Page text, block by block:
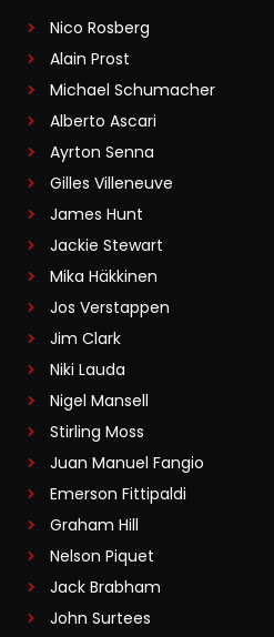
Nico Rosberg
Alain Prost
Michael Schumacher
Alberto Ascari
Ayrton Senna
Gilles Villeneuve
James Hunt
Jackie Stewart
Mika Häkkinen
Jos Verstappen
Jim Clark
Niki Lauda
Nigel Mansell
Stirling Moss
Juan Manuel Fangio
Emerson Fittipaldi
Graham Hill
Nelson Piquet
Jack Brabham
John Surtees